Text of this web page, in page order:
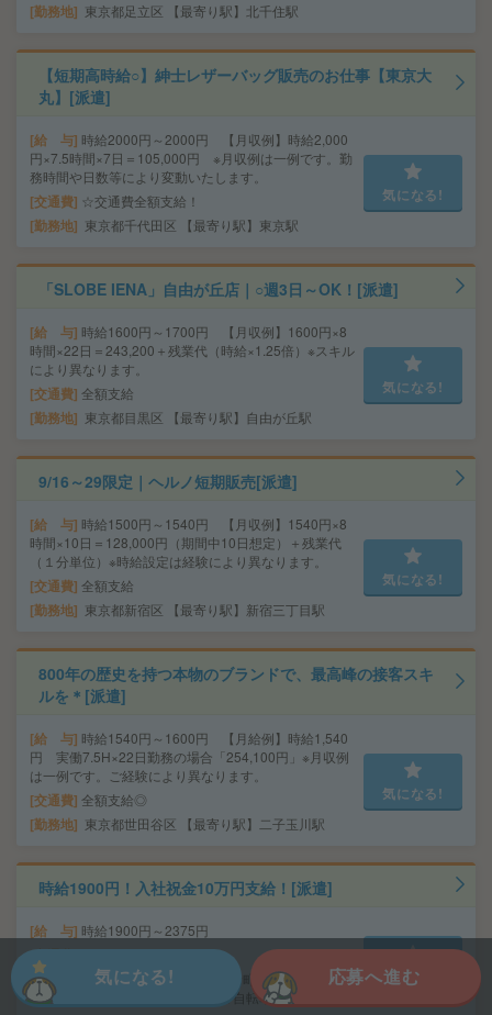
応募へ進む
気になる!
勤務地 東京都足立区 【最寄り駅】北千住駅
【短期高時給○】紳士レザーバッグ販売のお仕事【東京大
丸】[派遣]
給 与 時給2000円～2000円 【月収例】時給2,000
円×7.5時間×7日＝105,000円 ※月収例は一例です。勤
務時間や日数等により変動いたします。
交通費 ☆交通費全額支給！
勤務地 東京都千代田区 【最寄り駅】東京駅
気になる!
「SLOBE IENA」自由が丘店｜○週3日～OK！[派遣]
給 与 時給1600円～1700円 【月収例】1600円×8
時間×22日＝243,200＋残業代（時給×1.25倍）※スキル
により異なります。
交通費 全額支給
勤務地 東京都目黒区 【最寄り駅】自由が丘駅
気になる!
9/16～29限定｜ヘルノ短期販売[派遣]
給 与 時給1500円～1540円 【月収例】1540円×8
時間×10日＝128,000円（期間中10日想定）＋残業代
（１分単位）※時給設定は経験により異なります。
交通費 全額支給
勤務地 東京都新宿区 【最寄り駅】新宿三丁目駅
気になる!
800年の歴史を持つ本物のブランドで、最高峰の接客スキ
ルを＊[派遣]
給 与 時給1540円～1600円 【月給例】時給1,540
円 実働7.5H×22日勤務の場合「254,100円」※月収例
は一例です。ご経験により異なります。
交通費 全額支給◎
勤務地 東京都世田谷区 【最寄り駅】二子玉川駅
気になる!
時給1900円！入社祝金10万円支給！[派遣]
給 与 時給1900円～2375円
交通費 交通費支給（規定あり）
勤務地
神奈川県川崎市中原区大倉町/JR南武線「平間
駅」徒歩15分 ※自転車通勤OK ★自転車通勤ＯＫ
気になる!